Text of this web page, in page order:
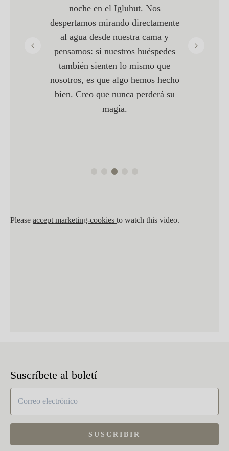
del año ha sido difícil para
muchos, ha sido buena para
nosotros, debido al aumento de los
viajes nacionales que han
mantenido nuestra cabaña siempre
ocupada.
Please accept marketing-cookies to watch this video.
Suscríbete al boletí
SUSCRIBIR